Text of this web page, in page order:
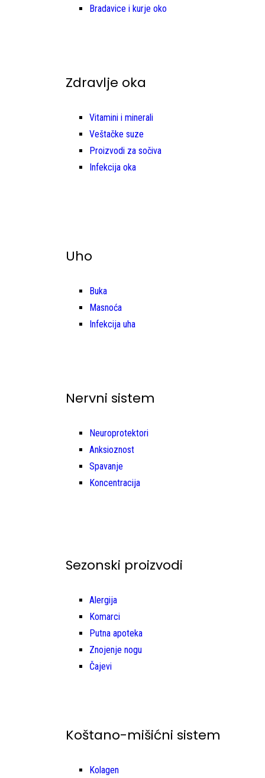
Bradavice i kurje oko
Zdravlje oka
Vitamini i minerali
Veštačke suze
Proizvodi za sočiva
Infekcija oka
Uho
Buka
Masnoća
Infekcija uha
Nervni sistem
Neuroprotektori
Anksioznost
Spavanje
Koncentracija
Sezonski proizvodi
Alergija
Komarci
Putna apoteka
Znojenje nogu
Čajevi
Koštano-mišićni sistem
Kolagen